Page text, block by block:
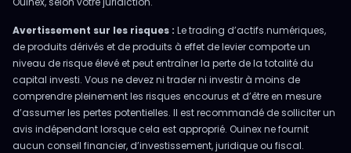
Avertissement sur les risques : Le trading d’actifs numériques,
de produits dérivés et de produits à effet de levier comporte un
niveau de risque élevé et peut entraîner la perte de la totalité du
capital investi. Vous ne devez ni trader ni investir à moins de
comprendre pleinement les risques encourus et d’être en mesure
d’assumer les pertes potentielles. Il est recommandé de solliciter un
avis indépendant lorsque cela est approprié. Ouinex ne fournit
aucun conseil financier, d’investissement, juridique ou fiscal.